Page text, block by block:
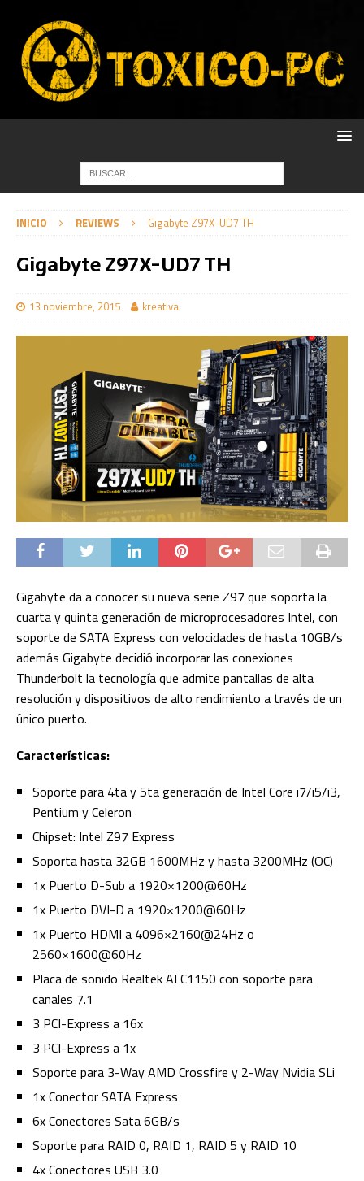
INICIO REVIEWS Gigabyte Z97X-UD7 TH
Gigabyte Z97X-UD7 TH
13 noviembre, 2015 kreativa
Gigabyte da a conocer su nueva serie Z97 que soporta la
cuarta y quinta generación de microprocesadores Intel, con
soporte de SATA Express con velocidades de hasta 10GB/s
además Gigabyte decidió incorporar las conexiones
Thunderbolt la tecnología que admite pantallas de alta
resolución y dispositivos de alto rendimiento a través de un
único puerto.
Características:
Soporte para 4ta y 5ta generación de Intel Core i7/i5/i3,
Pentium y Celeron
Chipset: Intel Z97 Express
Soporta hasta 32GB 1600MHz y hasta 3200MHz (OC)
1x Puerto D-Sub a 1920×1200@60Hz
1x Puerto DVI-D a 1920×1200@60Hz
1x Puerto HDMI a 4096×2160@24Hz o
2560×1600@60Hz
Placa de sonido Realtek ALC1150 con soporte para
canales 7.1
3 PCI-Express a 16x
3 PCI-Express a 1x
Soporte para 3-Way AMD Crossfire y 2-Way Nvidia SLi
1x Conector SATA Express
6x Conectores Sata 6GB/s
Soporte para RAID 0, RAID 1, RAID 5 y RAID 10
4x Conectores USB 3.0